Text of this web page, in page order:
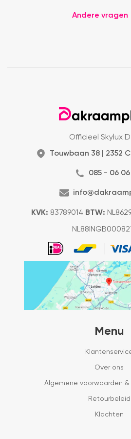
Andere vragen
Officieel Skylux
Touwbaan 38 | 2352
085 - 06 06
KVK: 83789014 BTW:
Menu
Over ons
Algemene voorwaarden &
Retourbeleid
Klachten